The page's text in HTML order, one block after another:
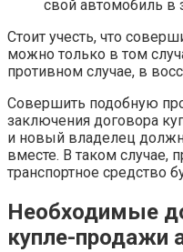
свой автомобиль в
Стоит учесть, что
можно только в том
противном случае, в
Совершить подобную
заключения договора
и новый владелец
вместе. В таком случае,
транспортное средство
Необходимые
купле-продажи